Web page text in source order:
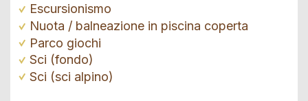
Escursionismo
Nuota / balneazione in piscina coperta
Parco giochi
Sci (fondo)
Sci (sci alpino)